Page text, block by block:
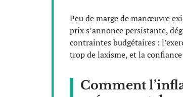
Peu de marge de manœuvre
prix s’annonce persistante,
contraintes budgétaires :
trop de laxisme, et la
Comment